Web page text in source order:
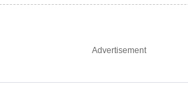
Advertisement